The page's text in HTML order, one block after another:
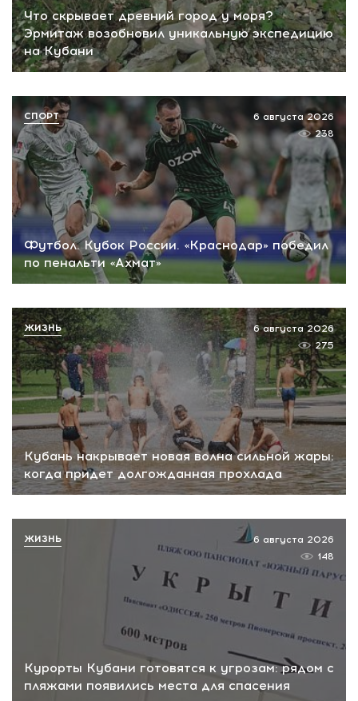
Что скрывает древний город у моря?
Эрмитаж возобновил уникальную экспедицию
на Кубани
Футбол. Кубок России. «Краснодар» победил
по пенальти «Ахмат»
6 августа 2026
238
СПОРТ
Кубань накрывает новая волна сильной жары:
когда придет долгожданная прохлада
6 августа 2026
275
ЖИЗНЬ
Курорты Кубани готовятся к угрозам: рядом с
пляжами появились места для спасения
6 августа 2026
148
ЖИЗНЬ